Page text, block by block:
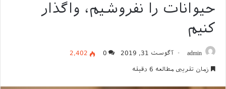
حیوانات را نفروشیم، واگذار
کنیم
admin آگوست 31, 2019 0
2,402
زمان تقریبی مطالعه 6 دقیقه